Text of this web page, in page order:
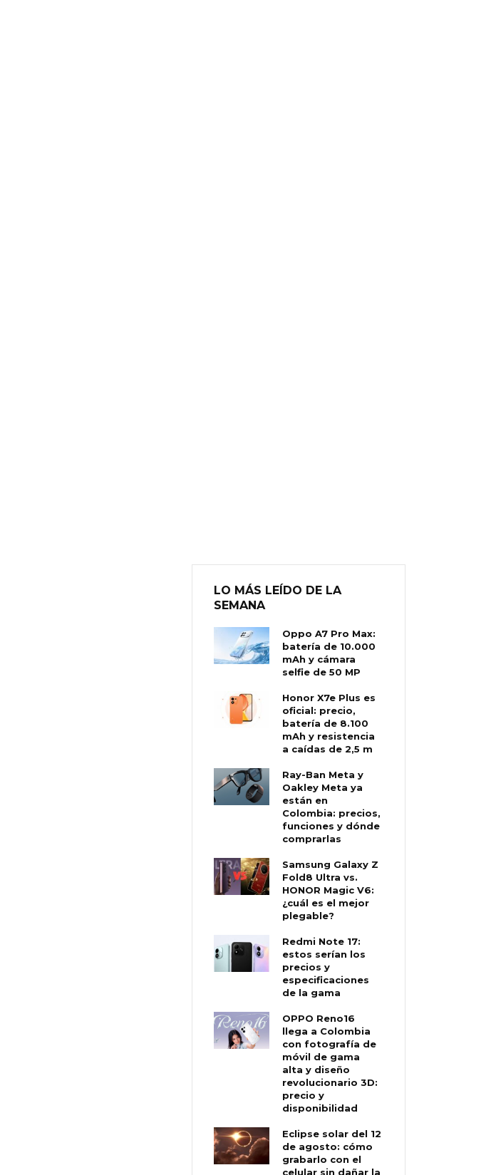
LO MÁS LEÍDO DE LA
SEMANA
Oppo A7 Pro Max:
batería de 10.000
mAh y cámara
selfie de 50 MP
Honor X7e Plus es
oficial: precio,
batería de 8.100
mAh y resistencia
a caídas de 2,5 m
Ray-Ban Meta y
Oakley Meta ya
están en
Colombia: precios,
funciones y dónde
comprarlas
Samsung Galaxy Z
Fold8 Ultra vs.
HONOR Magic V6:
¿cuál es el mejor
plegable?
Redmi Note 17:
estos serían los
precios y
especificaciones
de la gama
OPPO Reno16
llega a Colombia
con fotografía de
móvil de gama
alta y diseño
revolucionario 3D:
precio y
disponibilidad
Eclipse solar del 12
de agosto: cómo
grabarlo con el
celular sin dañar la